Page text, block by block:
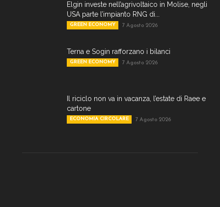
Elgin investe nell’agrivoltaico in Molise, negli
USA parte l’impianto RNG di...
GREEN ECONOMY 7 Agosto 2026
Terna e Sogin rafforzano i bilanci
GREEN ECONOMY 7 Agosto 2026
Il riciclo non va in vacanza, l’estate di Raee e
cartone
ECONOMIA CIRCOLARE 7 Agosto 2026